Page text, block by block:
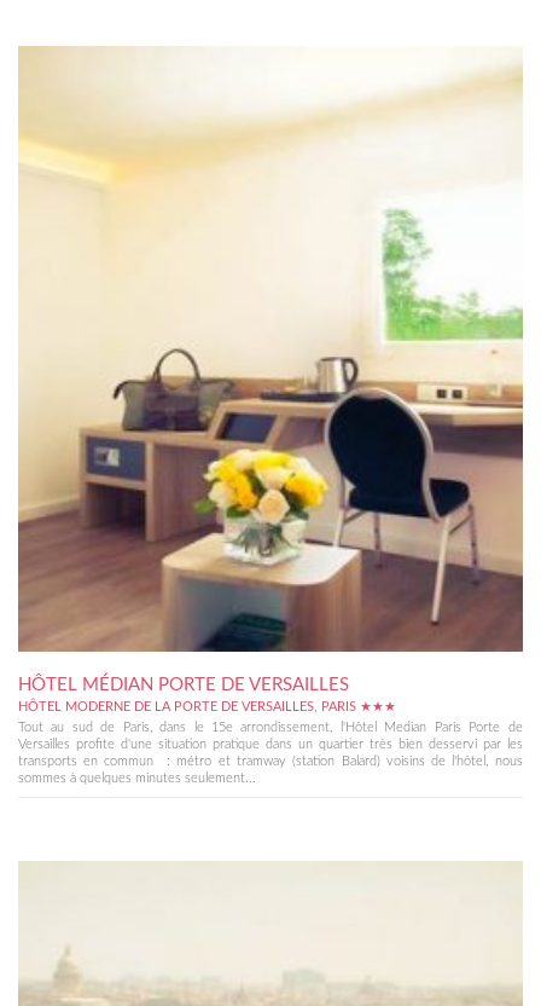
HÔTEL MÉDIAN PORTE DE VERSAILLES
HÔTEL MODERNE DE LA PORTE DE VERSAILLES, PARIS ★★★
Tout au sud de Paris, dans le 15e arrondissement, l'Hôtel Median Paris Porte de
Versailles profite d'une situation pratique dans un quartier très bien desservi par les
transports en commun : métro et tramway (station Balard) voisins de l'hôtel, nous
sommes à quelques minutes seulement...